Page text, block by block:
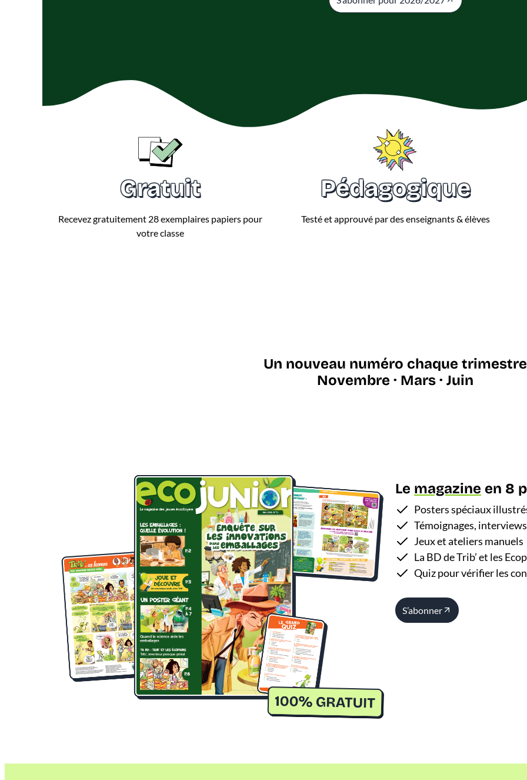
Gratuit
Recevez gratuitement 28 exemplaires papiers pour
votre classe
Pédagogique
Testé et approuvé par des enseignants & élèves
Un nouveau numéro chaque trimestre
Novembre · Mars · Juin
Le magazine en 8
Posters spéciaux
Témoignages, interviews
Jeux et ateliers manuels
La BD de Trib’ et les
Quiz pour vérifier les
S’abonner